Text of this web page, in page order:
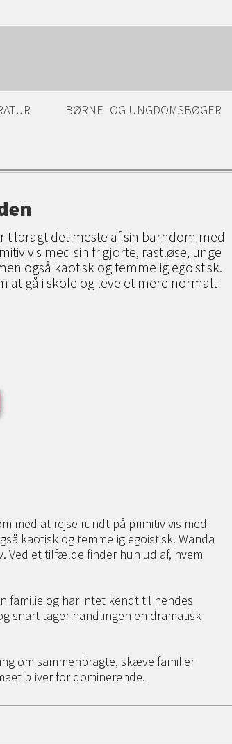
BØRNE- OG UNGDOMSBØGER
tilbragt det meste af sin barndom med
vis med sin frigjorte, rastløse, unge
også kaotisk og temmelig egoistisk.
at gå i skole og leve et mere normalt
med at rejse rundt på primitiv vis med
kaotisk og temmelig egoistisk. Wanda
Ved et tilfælde finder hun ud af, hvem
familie og har intet kendt til hendes
snart tager handlingen en dramatisk
om sammenbragte, skæve familier
bliver for dominerende.